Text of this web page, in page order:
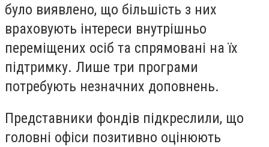
було виявлено, що більшість з них
враховують інтереси внутрішньо
переміщених осіб та спрямовані на їх
підтримку. Лише три програми
потребують незначних доповнень.
Представники фондів підкреслили, що
головні офіси позитивно оцінюють